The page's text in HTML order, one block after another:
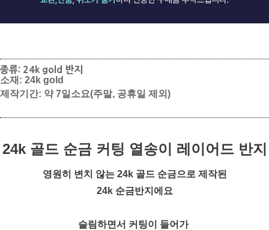
종류: 24k gold 반지
소재: 24k gold
제작기간: 약 7일소요(주말, 공휴일 제외)
24k 골드 순금 커팅 열송이 레이어드 반지
영원히 변치 않는 24k 골드 순금으로 제작된
24k 순금반지에요
슬림하면서 커팅이 들어가